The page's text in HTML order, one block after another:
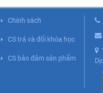
Chính sách
CS trả và đổi khóa học
CS bảo đảm sản phẩm